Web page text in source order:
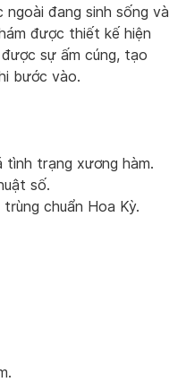
ngoài đang sinh sống và
được thiết kế hiện
sự ấm cúng, tạo
bước vào.
tình trạng xương hàm.
số.
chuẩn Hoa Kỳ.